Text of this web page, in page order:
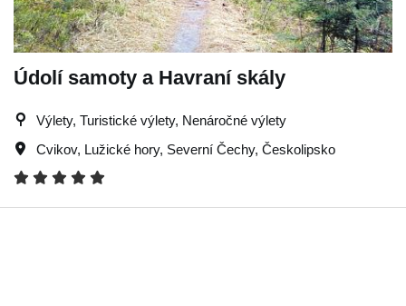
Údolí samoty a Havraní skály
Výlety, Turistické výlety, Nenáročné výlety
Cvikov, Lužické hory, Severní Čechy, Českolipsko